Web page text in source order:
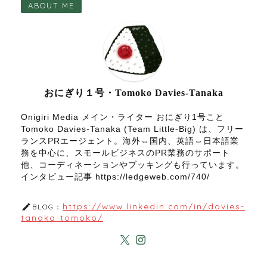
ABOUT ME
おにぎり１号・Tomoko Davies-Tanaka
Onigiri Media メイン・ライター おにぎり1号こと
Tomoko Davies-Tanaka (Team Little-Big) は、フリー
ランスPRエージェント。海外⇔国内、英語⇔日本語業
務を中心に、スモールビジネスのPR業務のサポート
他、コーディネーションやブッキングも行っています。
インタビュー記事 https://ledgeweb.com/740/
BLOG： https://www.linkedin.com/in/davies-
tanaka-tomoko/